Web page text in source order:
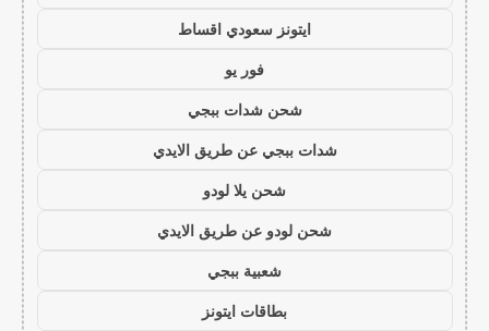
ايتونز سعودي اقساط
فور يو
شحن شدات ببجي
شدات ببجي عن طريق الايدي
شحن يلا لودو
شحن لودو عن طريق الايدي
شعبية ببجي
بطاقات ايتونز